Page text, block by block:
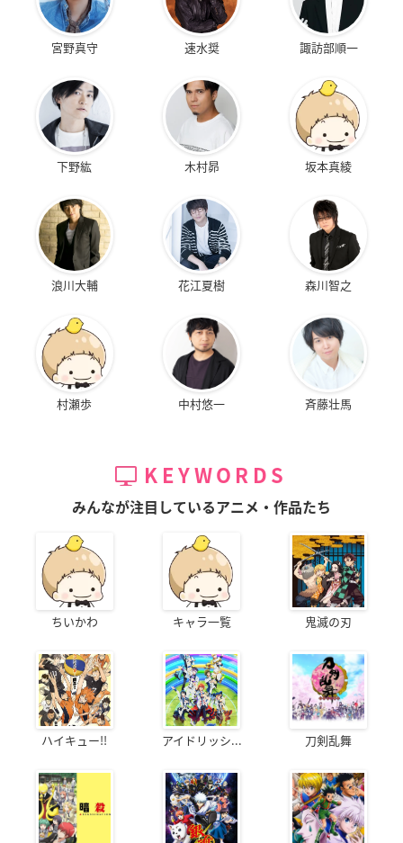
宮野真守 速水奨 諏訪部順一
下野紘 木村昴 坂本真綾
浪川大輔 花江夏樹 森川智之
村瀬歩 中村悠一 斉藤壮馬
KEYWORDS
みんなが注目しているアニメ・作品たち
ちいかわ キャラ一覧 鬼滅の刃
ハイキュー!! アイドリッシ... 刀剣乱舞